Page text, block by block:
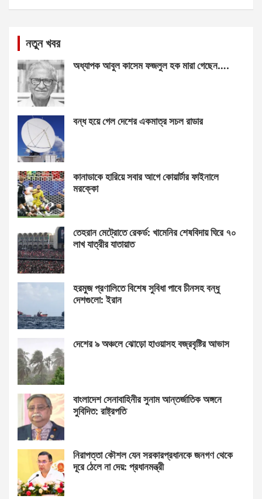
নতুন খবর
অধ্যাপক আবুল কাসেম ফজলুল হক মারা গেছেন….
বন্ধ হয়ে গেল দেশের একমাত্র সচল রাডার
কানাডাকে হারিয়ে সবার আগে কোয়ার্টার ফাইনালে
মরক্কো
তেহরান মেট্রোতে রেকর্ড: খামেনির শেষবিদায় ঘিরে ৭০
লাখ যাত্রীর যাতায়াত
হরমুজ প্রণালিতে বিশেষ সুবিধা পাবে চীনসহ বন্ধু
দেশগুলো: ইরান
দেশের ৯ অঞ্চলে ঝোড়ো হাওয়াসহ বজ্রবৃষ্টির আভাস
বাংলাদেশ সেনাবাহিনীর সুনাম আন্তর্জাতিক অঙ্গনে
সুবিদিত: রাষ্ট্রপতি
নিরাপত্তা কৌশল যেন সরকারপ্রধানকে জনগণ থেকে
দূরে ঠেলে না দেয়: প্রধানমন্ত্রী